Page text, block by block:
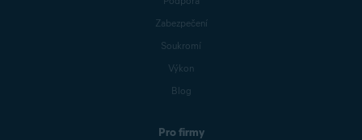
Zabezpečení
Soukromí
Výkon
Blog
Pro firmy